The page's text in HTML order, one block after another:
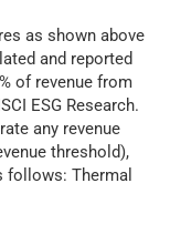
as shown above
and reported
of revenue from
ESG Research.
any revenue
threshold),
follows: Thermal